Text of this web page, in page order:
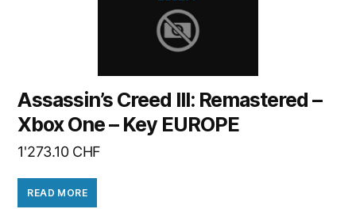
Assassin’s Creed III: Remastered –
Xbox One – Key EUROPE
1'273.10 CHF
READ MORE